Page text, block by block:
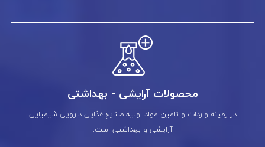
محصولات آرایشی - بهداشتی
در زمینه واردات و تامین مواد اولیه صنایع غذایی دارویی شیمیایی
آرایشی و بهداشتی است.